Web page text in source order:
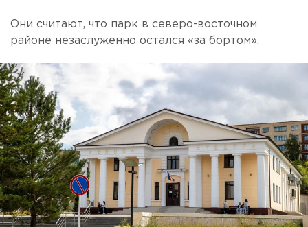
Они считают, что парк в северо-восточном
районе незаслуженно остался «за бортом».